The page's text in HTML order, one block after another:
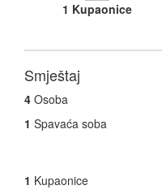
1 Kupaonice
Smještaj
4 Osoba
1 Spavaća soba
1 Kupaonice